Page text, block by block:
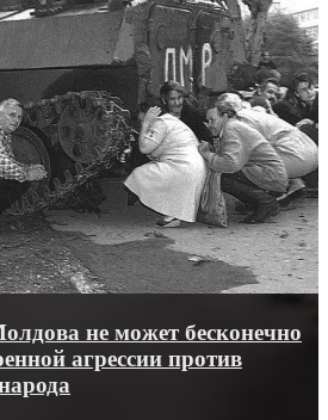
не может бесконечно
агрессии против